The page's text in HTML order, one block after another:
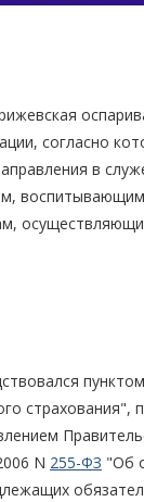
согласно
в
воспитывающим
страхования",
N 255-ФЗ "Об